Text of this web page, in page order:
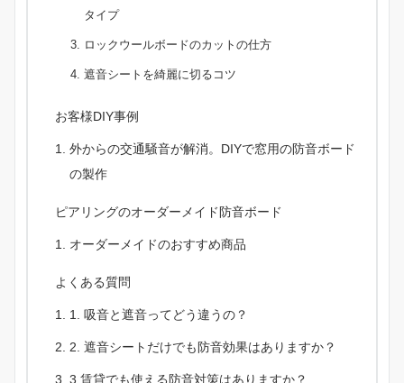
タイプ
ロックウールボードのカットの仕方
遮音シートを綺麗に切るコツ
お客様DIY事例
外からの交通騒音が解消。DIYで窓用の防音ボード
の製作
ピアリングのオーダーメイド防音ボード
オーダーメイドのおすすめ商品
よくある質問
1. 吸音と遮音ってどう違うの？
2. 遮音シートだけでも防音効果はありますか？
3.賃貸でも使える防音対策はありますか？